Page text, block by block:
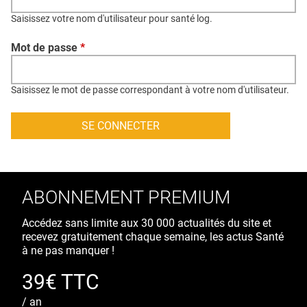
CONTACT
CRÉDITS
Saisissez votre nom d'utilisateur pour santé log.
Mot de passe *
Saisissez le mot de passe correspondant à votre nom d'utilisateur.
ABONNEMENT PREMIUM
Accédez sans limite aux 30 000 actualités du site et
recevez gratuitement chaque semaine, les actus Santé
à ne pas manquer !
39€ TTC
/ an